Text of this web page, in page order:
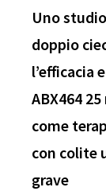
Uno
doppio
l’efficacia
ABX464
come
con colite
grave